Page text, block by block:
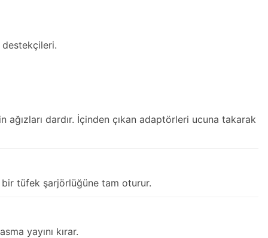
destekçileri.
dardır. İçinden çıkan adaptörleri ucuna takarak
tüfek şarjörlüğüne tam oturur.
yayını kırar.